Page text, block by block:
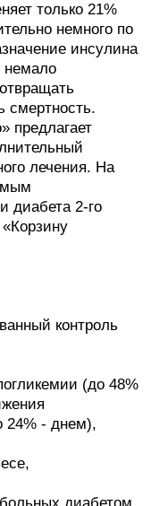
только 21%
немного по
инсулина
немало
смертность.
предлагает
лечения. На
диабета 2-го
контроль
(до 48%
24% - днем),